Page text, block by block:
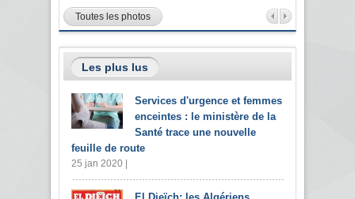
Toutes les photos
Les plus lus
Services d'urgence et femmes
enceintes : le ministère de la
Santé trace une nouvelle
feuille de route
25 jan 2020 |